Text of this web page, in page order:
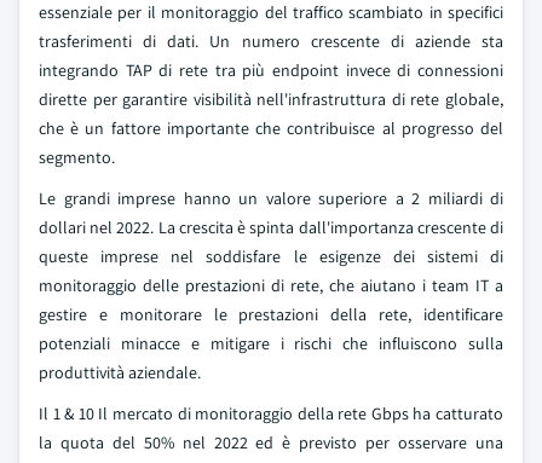
essenziale per il monitoraggio del traffico scambiato in specifici
trasferimenti di dati. Un numero crescente di aziende sta
integrando TAP di rete tra più endpoint invece di connessioni
dirette per garantire visibilità nell'infrastruttura di rete globale,
che è un fattore importante che contribuisce al progresso del
segmento.
Le grandi imprese hanno un valore superiore a 2 miliardi di
dollari nel 2022. La crescita è spinta dall'importanza crescente di
queste imprese nel soddisfare le esigenze dei sistemi di
monitoraggio delle prestazioni di rete, che aiutano i team IT a
gestire e monitorare le prestazioni della rete, identificare
potenziali minacce e mitigare i rischi che influiscono sulla
produttività aziendale.
Il 1 & 10 Il mercato di monitoraggio della rete Gbps ha catturato
la quota del 50% nel 2022 ed è previsto per osservare una